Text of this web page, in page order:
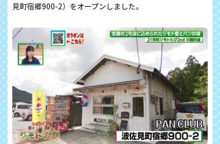
見町宿郷900-2）をオープンしました。